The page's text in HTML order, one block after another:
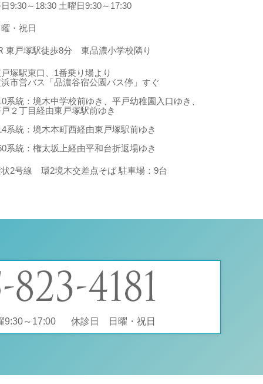
9:30～18:30 土曜日9:30～17:30
・祝日
東戸塚駅徒歩8分 東品濃小学校隣り
塚駅東口、1番乗り場より
市営バス「品濃谷宿公園バス停」すぐ
系統：境木中学校前ゆき、平戸幼稚園入口ゆき、
２丁目経由東戸塚駅前ゆき
系統：境木本町西経由東戸塚駅前ゆき
系統：権太坂上経由平和台折返場ゆき
2号線 環2境木交差点そば 駐車場：9台
9:30～17:00 休診日 日曜・祝日